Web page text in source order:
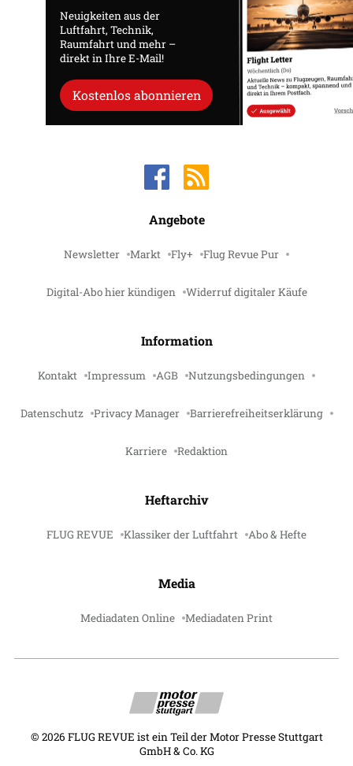
Neuigkeiten aus der
Luftfahrt, Technik,
Raumfahrt und mehr –
direkt in Ihre E-Mail!
Kostenlos abonnieren
Angebote
Newsletter Markt Fly+ Flug Revue Pur
Digital-Abo hier kündigen Widerruf digitaler Käufe
Information
Kontakt Impressum AGB Nutzungsbedingungen
Datenschutz Privacy Manager Barrierefreiheitserklärung
Karriere Redaktion
Heftarchiv
FLUG REVUE Klassiker der Luftfahrt Abo & Hefte
Media
Mediadaten Online Mediadaten Print
© 2026 FLUG REVUE ist ein Teil der Motor Presse Stuttgart
GmbH & Co. KG